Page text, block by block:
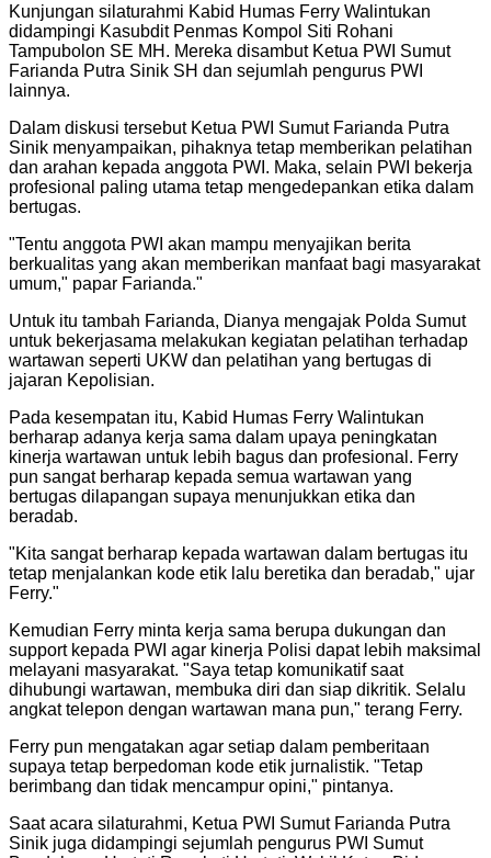
Kunjungan silaturahmi Kabid Humas Ferry Walintukan
didampingi Kasubdit Penmas Kompol Siti Rohani
Tampubolon SE MH. Mereka disambut Ketua PWI Sumut
Farianda Putra Sinik SH dan sejumlah pengurus PWI
lainnya.
Dalam diskusi tersebut Ketua PWI Sumut Farianda Putra
Sinik menyampaikan, pihaknya tetap memberikan pelatihan
dan arahan kepada anggota PWI. Maka, selain PWI bekerja
profesional paling utama tetap mengedepankan etika dalam
bertugas.
"Tentu anggota PWI akan mampu menyajikan berita
berkualitas yang akan memberikan manfaat bagi masyarakat
umum," papar Farianda."
Untuk itu tambah Farianda, Dianya mengajak Polda Sumut
untuk bekerjasama melakukan kegiatan pelatihan terhadap
wartawan seperti UKW dan pelatihan yang bertugas di
jajaran Kepolisian.
Pada kesempatan itu, Kabid Humas Ferry Walintukan
berharap adanya kerja sama dalam upaya peningkatan
kinerja wartawan untuk lebih bagus dan profesional. Ferry
pun sangat berharap kepada semua wartawan yang
bertugas dilapangan supaya menunjukkan etika dan
beradab.
"Kita sangat berharap kepada wartawan dalam bertugas itu
tetap menjalankan kode etik lalu beretika dan beradab," ujar
Ferry."
Kemudian Ferry minta kerja sama berupa dukungan dan
support kepada PWI agar kinerja Polisi dapat lebih maksimal
melayani masyarakat. "Saya tetap komunikatif saat
dihubungi wartawan, membuka diri dan siap dikritik. Selalu
angkat telepon dengan wartawan mana pun," terang Ferry.
Ferry pun mengatakan agar setiap dalam pemberitaan
supaya tetap berpedoman kode etik jurnalistik. "Tetap
berimbang dan tidak mencampur opini," pintanya.
Saat acara silaturahmi, Ketua PWI Sumut Farianda Putra
Sinik juga didampingi sejumlah pengurus PWI Sumut